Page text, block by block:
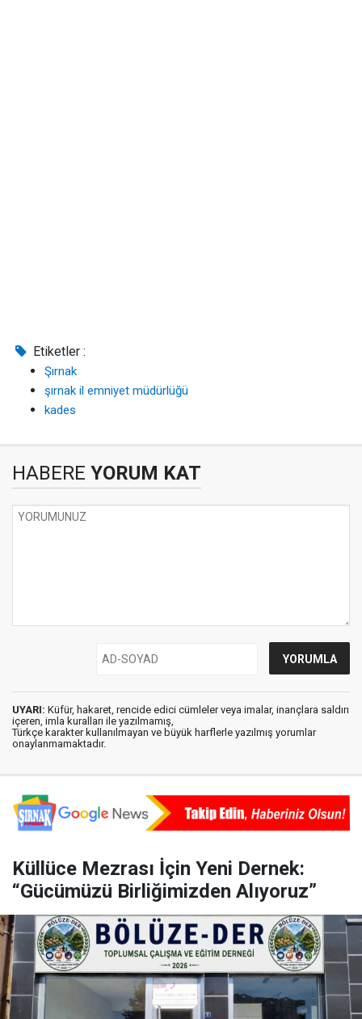
Etiketler :
Şırnak
şırnak il emniyet müdürlüğü
kades
HABERE YORUM KAT
UYARI: Küfür, hakaret, rencide edici cümleler veya imalar, inançlara saldırı
içeren, imla kuralları ile yazılmamış,
Türkçe karakter kullanılmayan ve büyük harflerle yazılmış yorumlar
onaylanmamaktadır.
Küllüce Mezrası İçin Yeni Dernek:
“Gücümüzü Birliğimizden Alıyoruz”